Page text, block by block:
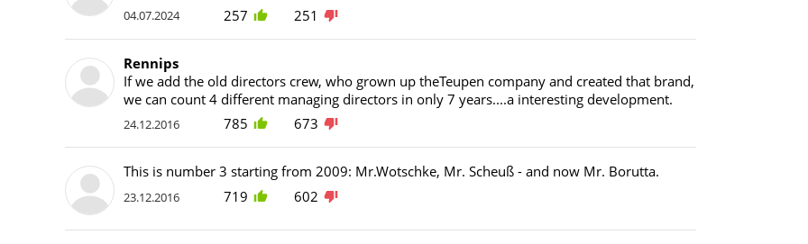
04.07.2024 257 251
Rennips
If we add the old directors crew, who grown up theTeupen company and created that brand,
we can count 4 different managing directors in only 7 years....a interesting development.
24.12.2016 785 673
This is number 3 starting from 2009: Mr.Wotschke, Mr. Scheuß - and now Mr. Borutta.
23.12.2016 719 602